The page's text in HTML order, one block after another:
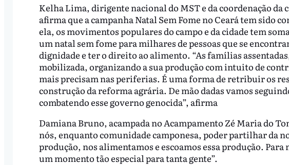
Kelha Lima, dirigente nacional do MST e da coordenação da
afirma que a campanha Natal Sem Fome no Ceará tem sido
ela, os movimentos populares do campo e da cidade tem
um natal sem fome para milhares de pessoas que se
dignidade e ter o direito ao alimento. “As famílias
mobilizada, organizando a sua produção com intuito de
mais precisam nas periferias. É uma forma de retribuir os
construção da reforma agrária. De mão dadas vamos
combatendo esse governo genocida”, afirma
Damiana Bruno, acampada no Acampamento Zé Maria do
nós, enquanto comunidade camponesa, poder partilhar da
produção, nos alimentamos e escoamos essa produção.
um momento tão especial para tanta gente”.